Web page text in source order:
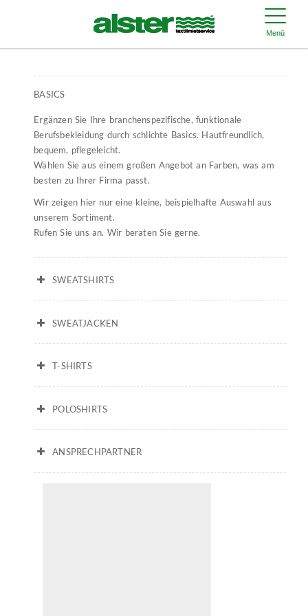
BASICS
Ergänzen Sie Ihre branchenspezifische, funktionale
Berufsbekleidung durch schlichte Basics. Hautfreundlich,
bequem, pflegeleicht.
Wählen Sie aus einem großen Angebot an Farben, was am
besten zu Ihrer Firma passt.
Wir zeigen hier nur eine kleine, beispielhafte Auswahl aus
unserem Sortiment.
Rufen Sie uns an. Wir beraten Sie gerne.
SWEATSHIRTS
SWEATJACKEN
T-SHIRTS
POLOSHIRTS
ANSPRECHPARTNER
Menü